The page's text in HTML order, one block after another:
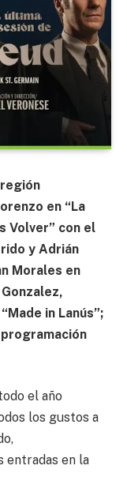
en “La
Volver” con el
y Adrián
Morales en
in Lanús”;
el año
los gustos a
entradas en la